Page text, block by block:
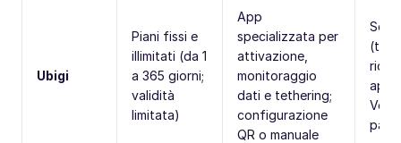
Ubigi
Piani fissi e
illimitati (da 1
a 365 giorni;
validità
limitata)
App
specializzata per
attivazione,
monitoraggio
dati e tethering;
configurazione
QR o manuale
Solo